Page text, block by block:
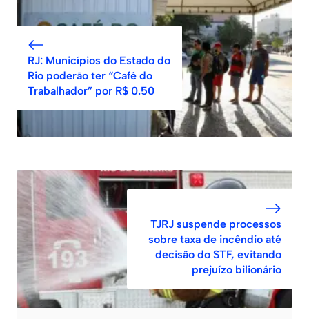
RJ: Municípios do Estado do
Rio poderão ter “Café do
Trabalhador” por R$ 0.50
TJRJ suspende processos
sobre taxa de incêndio até
decisão do STF, evitando
prejuízo bilionário